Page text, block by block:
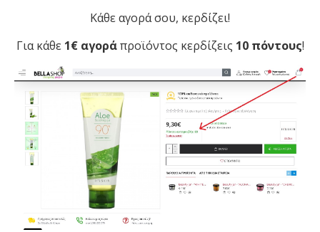
Κάθε αγορά σου, κερδίζει!
Για κάθε1€ αγοράπροϊόντος κερδίζεις 10 πόντους!